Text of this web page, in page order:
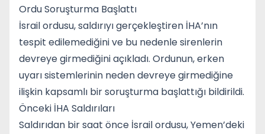
Ordu Soruşturma Başlattı
İsrail ordusu, saldırıyı gerçekleştiren İHA’nın
tespit edilemediğini ve bu nedenle sirenlerin
devreye girmediğini açıkladı. Ordunun, erken
uyarı sistemlerinin neden devreye girmediğine
ilişkin kapsamlı bir soruşturma başlattığı bildirildi.
Önceki İHA Saldırıları
Saldırıdan bir saat önce İsrail ordusu, Yemen’deki